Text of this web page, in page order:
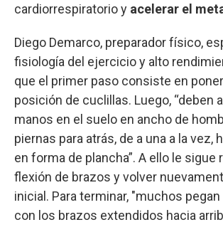
cardiorrespiratorio y acelerar el
Diego Demarco, preparador físico,
fisiología del ejercicio y alto
que el primer paso consiste en
posición de cuclillas. Luego, “deben
manos en el suelo en ancho de
piernas para atrás, de a una a la vez,
en forma de plancha”. A ello le sigue
flexión de brazos y volver
inicial. Para terminar, "muchos
con los brazos extendidos hacia